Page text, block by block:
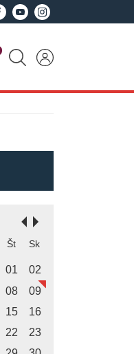
Št Sk
01
02
08
09
15
16
22
23